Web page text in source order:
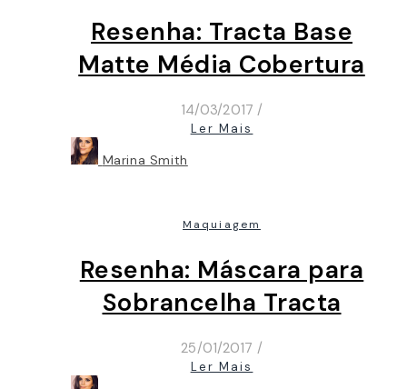
Resenha: Tracta Base
Matte Média Cobertura
14/03/2017 /
Ler Mais
Marina Smith
Maquiagem
Resenha: Máscara para
Sobrancelha Tracta
25/01/2017 /
Ler Mais